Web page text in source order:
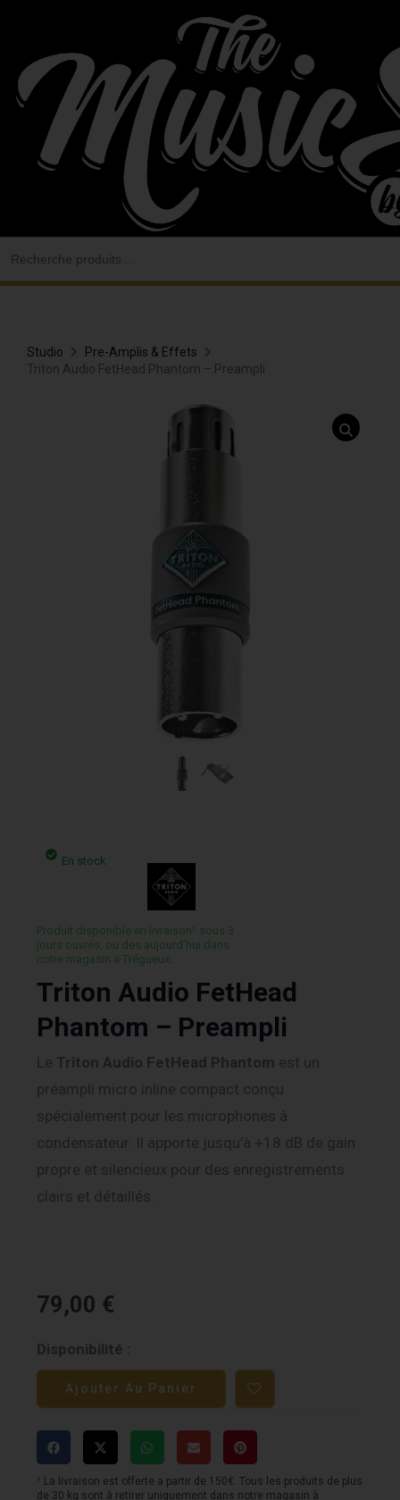
contenu
Studio
Pre-Amplis & Effets
Triton Audio FetHead Phantom – Preampli
En stock
Produit disponible en livraison¹ sous 3
jours ouvrés, ou des aujourd’hui dans
notre magasin a Trégueux.
Triton Audio FetHead
Phantom – Preampli
Le Triton Audio FetHead Phantom est un
préampli micro inline compact conçu
spécialement pour les microphones à
condensateur. Il apporte jusqu’à +18 dB de gain
propre et silencieux pour des enregistrements
clairs et détaillés.
79,00 €
Disponibilité :
quantité
de
Triton
Audio
FetHead
Phantom
Ajouter Au Panier
¹ La livraison est offerte a partir de 150€. Tous les produits de plus
de 30 kg sont à retirer uniquement dans notre magasin à